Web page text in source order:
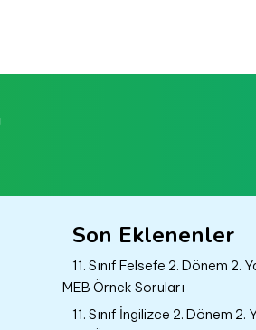
Son Eklenenler
11. Sınıf Felsefe 2. Dönem 2.
MEB Örnek Soruları
11. Sınıf İngilizce 2. Dönem